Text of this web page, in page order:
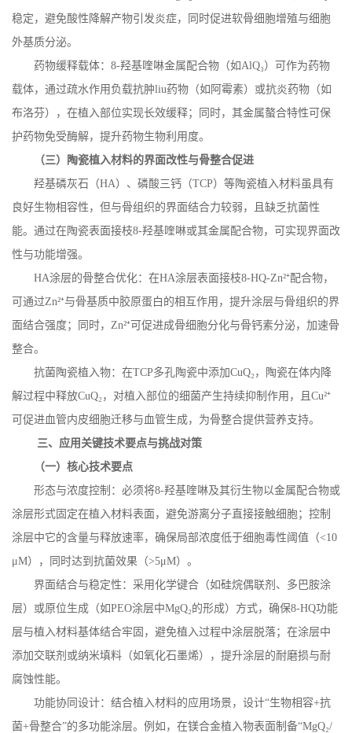
稳定，避免酸性降解产物引发炎症，同时促进软骨细胞增殖与细胞
外基质分泌。
药物缓释载体： 8-羟基喹啉金属配合物（如 AlQ₃）可作为药物
载体，通过疏水作用负载抗肿liu药物（如阿霉素）或抗炎药物（如
布洛芬），在植入部位实现长效缓释；同时，其金属螯合特性可保
护药物免受酶解，提升药物生物利用度。
（三）陶瓷植入材料的界面改性与骨整合促进
羟基磷灰石（HA）、磷酸三钙（TCP）等陶瓷植入材料虽具有
良好生物相容性，但与骨组织的界面结合力较弱，且缺乏抗菌性
能。通过在陶瓷表面接枝8-羟基喹啉或其金属配合物，可实现界面改
性与功能增强。
HA涂层的骨整合优化：在HA涂层表面接枝8-HQ-Zn²⁺配合物，
可通过Zn²⁺与骨基质中胶原蛋白的相互作用，提升涂层与骨组织的界
面结合强度；同时， Zn²⁺可促进成骨细胞分化与骨钙素分泌，加速骨
整合。
抗菌陶瓷植入物：在TCP多孔陶瓷中添加CuQ₂，陶瓷在体内降
解过程中释放CuQ₂，对植入部位的细菌产生持续抑制作用，且 Cu²⁺
可促进血管内皮细胞迁移与血管生成，为骨整合提供营养支持。
三、应用关键技术要点与挑战对策
（一）核心技术要点
形态与浓度控制：必须将8-羟基喹啉及其衍生物以金属配合物或
涂层形式固定在植入材料表面，避免游离分子直接接触细胞；控制
涂层中它的含量与释放速率，确保局部浓度低于细胞毒性阈值（<10
μM），同时达到抗菌效果（>5μM）。
界面结合与稳定性：采用化学键合（如硅烷偶联剂、多巴胺涂
层）或原位生成（如PEO涂层中MgQ₂的形成）方式，确保8-HQ功能
层与植入材料基体结合牢固，避免植入过程中涂层脱落；在涂层中
添加交联剂或纳米填料（如氧化石墨烯），提升涂层的耐磨损与耐
腐蚀性能。
功能协同设计：结合植入材料的应用场景，设计“生物相容+抗
菌+骨整合”的多功能涂层。例如，在镁合金植入物表面制备“MgQ₂/